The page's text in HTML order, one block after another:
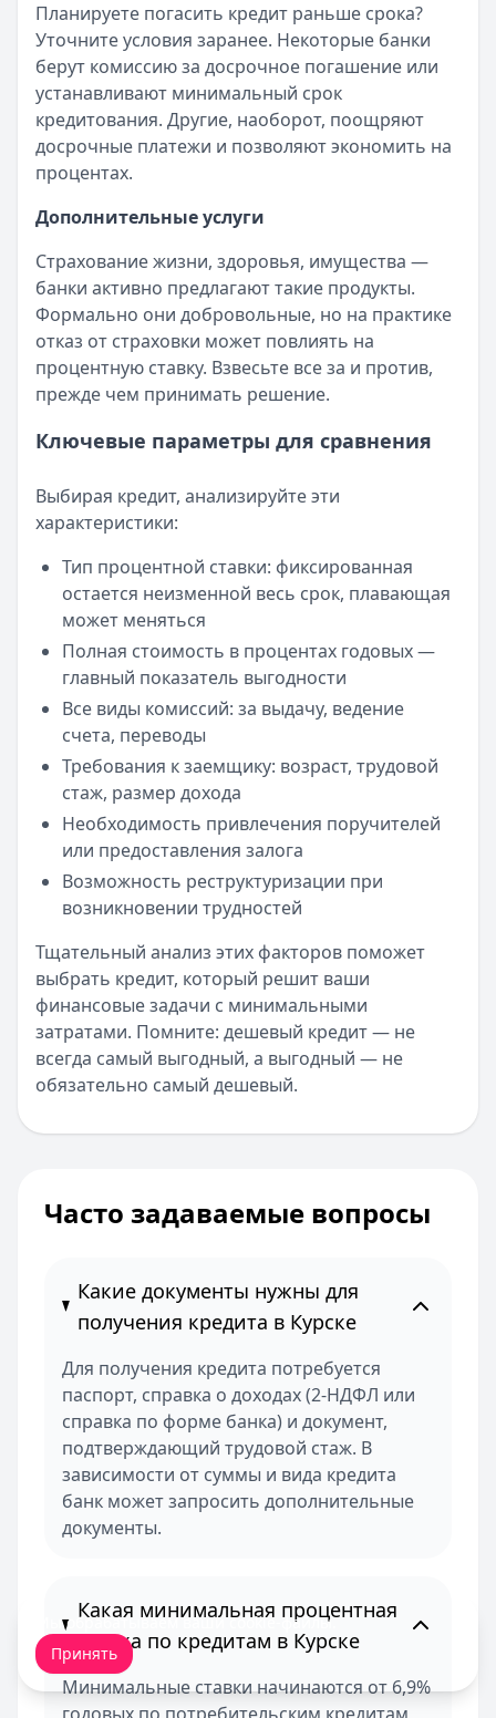
Планируете погасить кредит раньше срока?
Уточните условия заранее. Некоторые банки
берут комиссию за досрочное погашение или
устанавливают минимальный срок
кредитования. Другие, наоборот, поощряют
досрочные платежи и позволяют экономить на
процентах.
Дополнительные услуги
Страхование жизни, здоровья, имущества —
банки активно предлагают такие продукты.
Формально они добровольные, но на практике
отказ от страховки может повлиять на
процентную ставку. Взвесьте все за и против,
прежде чем принимать решение.
Ключевые параметры для сравнения
Выбирая кредит, анализируйте эти
характеристики:
Тип процентной ставки: фиксированная
остается неизменной весь срок, плавающая
может меняться
Полная стоимость в процентах годовых —
главный показатель выгодности
Все виды комиссий: за выдачу, ведение
счета, переводы
Требования к заемщику: возраст, трудовой
стаж, размер дохода
Необходимость привлечения поручителей
или предоставления залога
Возможность реструктуризации при
возникновении трудностей
Тщательный анализ этих факторов поможет
выбрать кредит, который решит ваши
финансовые задачи с минимальными
затратами. Помните: дешевый кредит — не
всегда самый выгодный, а выгодный — не
обязательно самый дешевый.
Часто задаваемые вопросы
Какие документы нужны для
получения кредита в Курске
Для получения кредита потребуется
паспорт, справка о доходах (2-НДФЛ или
справка по форме банка) и документ,
подтверждающий трудовой стаж. В
зависимости от суммы и вида кредита
банк может запросить дополнительные
документы.
Какая минимальная процентная
ставка по кредитам в Курске
Минимальные ставки начинаются от 6,9%
Мы обрабатываем ваши cookie-файлы.
Принять